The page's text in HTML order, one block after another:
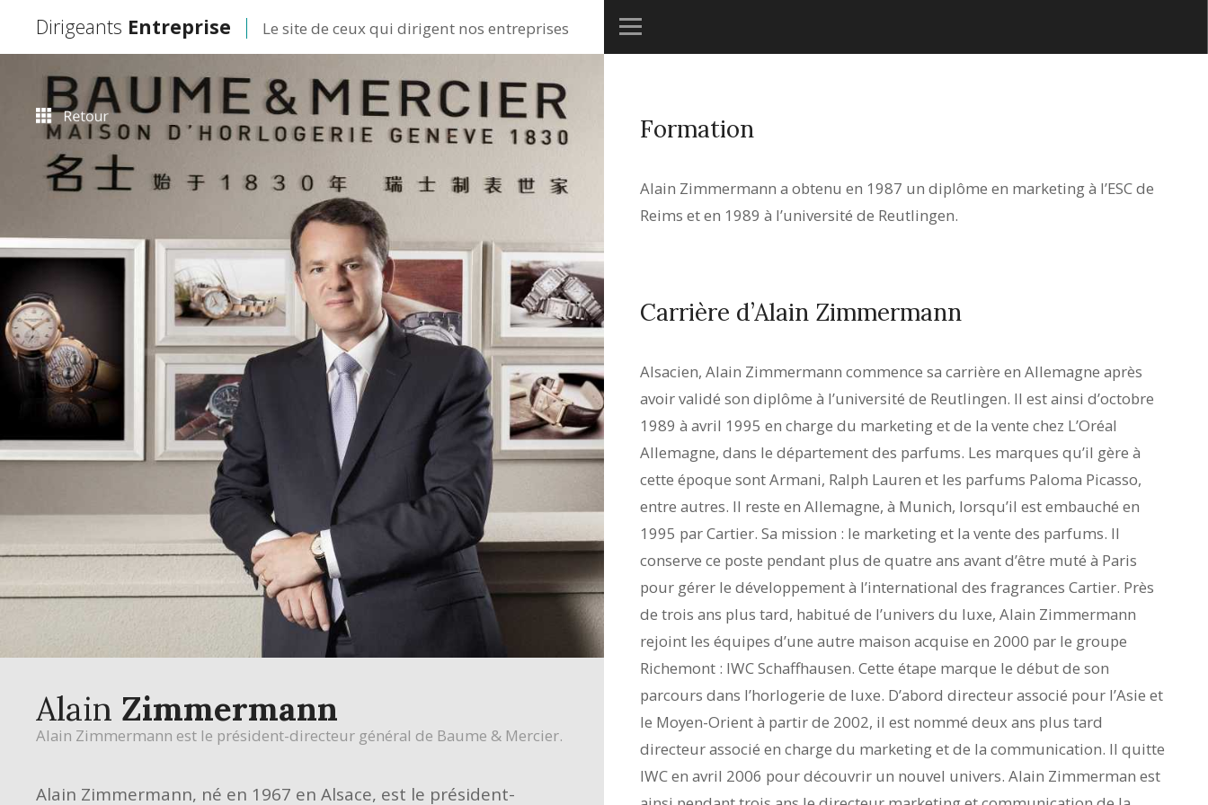
Dirigeants Entreprise Le site de ceux qui dirigent nos entreprises
Alain Zimmermann
Alain Zimmermann est le président-directeur général de Baume & Mercier.
Alain Zimmermann, né en 1967 en Alsace, est le président-
Formation
Alain Zimmermann a obtenu en 1987 un diplôme en marketing à l’ESC de
Reims et en 1989 à l’université de Reutlingen.
Carrière d’Alain Zimmermann
Alsacien, Alain Zimmermann commence sa carrière en Allemagne après
avoir validé son diplôme à l’université de Reutlingen. Il est ainsi d’octobre
1989 à avril 1995 en charge du marketing et de la vente chez L’Oréal
Allemagne, dans le département des parfums. Les marques qu’il gère à
cette époque sont Armani, Ralph Lauren et les parfums Paloma Picasso,
entre autres. Il reste en Allemagne, à Munich, lorsqu’il est embauché en
1995 par Cartier. Sa mission : le marketing et la vente des parfums. Il
conserve ce poste pendant plus de quatre ans avant d’être muté à Paris
pour gérer le développement à l’international des fragrances Cartier. Près
de trois ans plus tard, habitué de l’univers du luxe, Alain Zimmermann
rejoint les équipes d’une autre maison acquise en 2000 par le groupe
Richemont : IWC Schaffhausen. Cette étape marque le début de son
parcours dans l’horlogerie de luxe. D’abord directeur associé pour l’Asie et
le Moyen-Orient à partir de 2002, il est nommé deux ans plus tard
directeur associé en charge du marketing et de la communication. Il quitte
IWC en avril 2006 pour découvrir un nouvel univers. Alain Zimmerman est